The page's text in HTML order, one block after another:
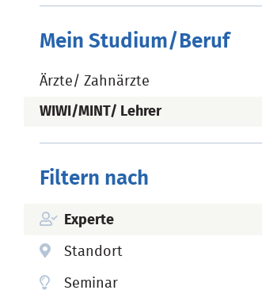
Mein Studium/Beruf
Ärzte/ Zahnärzte
WIWI/MINT/ Lehrer
Filtern nach
Experte
Standort
Seminar